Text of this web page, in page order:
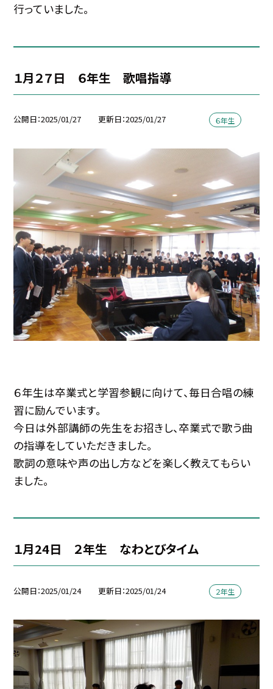
行っていました。
１月２７日 ６年生 歌唱指導
公開日 2025/01/27 更新日 2025/01/27 ６年生
６年生は卒業式と学習参観に向けて、毎日合唱の練
習に励んでいます。
今日は外部講師の先生をお招きし、卒業式で歌う曲
の指導をしていただきました。
歌詞の意味や声の出し方などを楽しく教えてもらい
ました。
１月24日 ２年生 なわとびタイム
公開日 2025/01/24 更新日 2025/01/24 ２年生